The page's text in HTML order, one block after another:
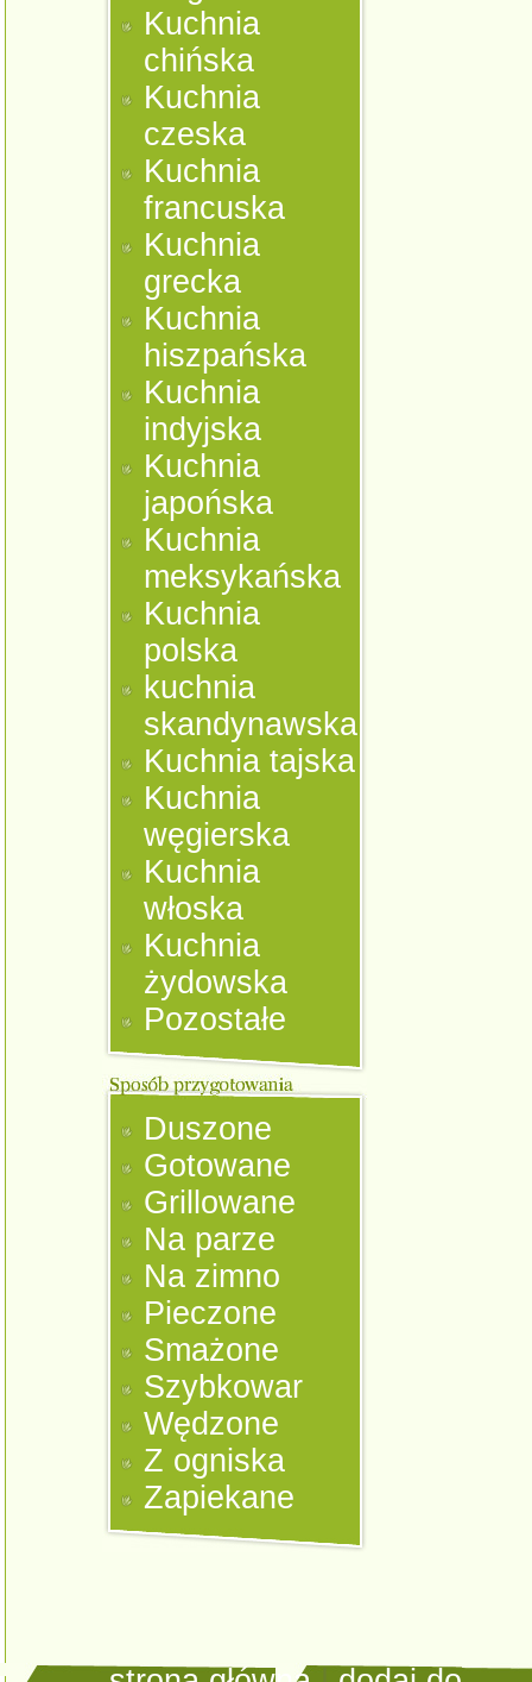
Kuchnia
chińska
Kuchnia
czeska
Kuchnia
francuska
Kuchnia
grecka
Kuchnia
hiszpańska
Kuchnia
indyjska
Kuchnia
japońska
Kuchnia
meksykańska
Kuchnia
polska
kuchnia
skandynawska
Kuchnia tajska
Kuchnia
węgierska
Kuchnia
włoska
Kuchnia
żydowska
Pozostałe
Duszone
Gotowane
Grillowane
Na parze
Na zimno
Pieczone
Smażone
Szybkowar
Wędzone
Z ogniska
Zapiekane